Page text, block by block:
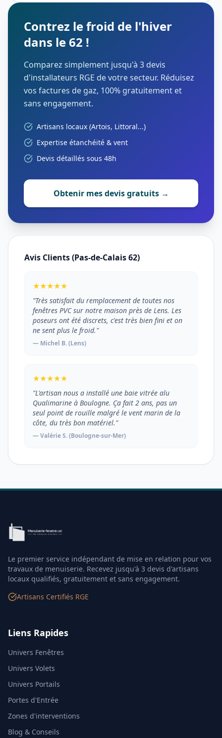
Contrez le froid de l'hiver
dans le 62 !
Comparez simplement jusqu'à 3 devis
d'installateurs RGE de votre secteur. Réduisez
vos factures de gaz, 100% gratuitement et
sans engagement.
Artisans locaux (Artois, Littoral...)
Expertise étanchéité & vent
Devis détaillés sous 48h
Obtenir mes devis gratuits →
Avis Clients (Pas-de-Calais 62)
★★★★★
"Très satisfait du remplacement de toutes nos
fenêtres PVC sur notre maison près de Lens. Les
poseurs ont été discrets, c'est très bien fini et on
ne sent plus le froid."
— Michel B. (Lens)
★★★★★
"L'artisan nous a installé une baie vitrée alu
Qualimarine à Boulogne. Ça fait 2 ans, pas un
seul point de rouille malgré le vent marin de la
côte, du très bon matériel."
— Valérie S. (Boulogne-sur-Mer)
Le premier service indépendant de mise en relation pour vos
travaux de menuiserie. Recevez jusqu'à 3 devis d'artisans
locaux qualifiés, gratuitement et sans engagement.
Artisans Certifiés RGE
Liens Rapides
Univers Fenêtres
Univers Volets
Univers Portails
Portes d'Entrée
Zones d'interventions
Blog & Conseils